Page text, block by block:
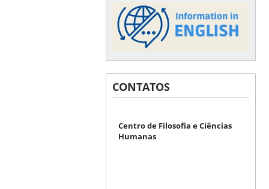
CONTATOS
Centro de Filosofia e Ciências
Humanas